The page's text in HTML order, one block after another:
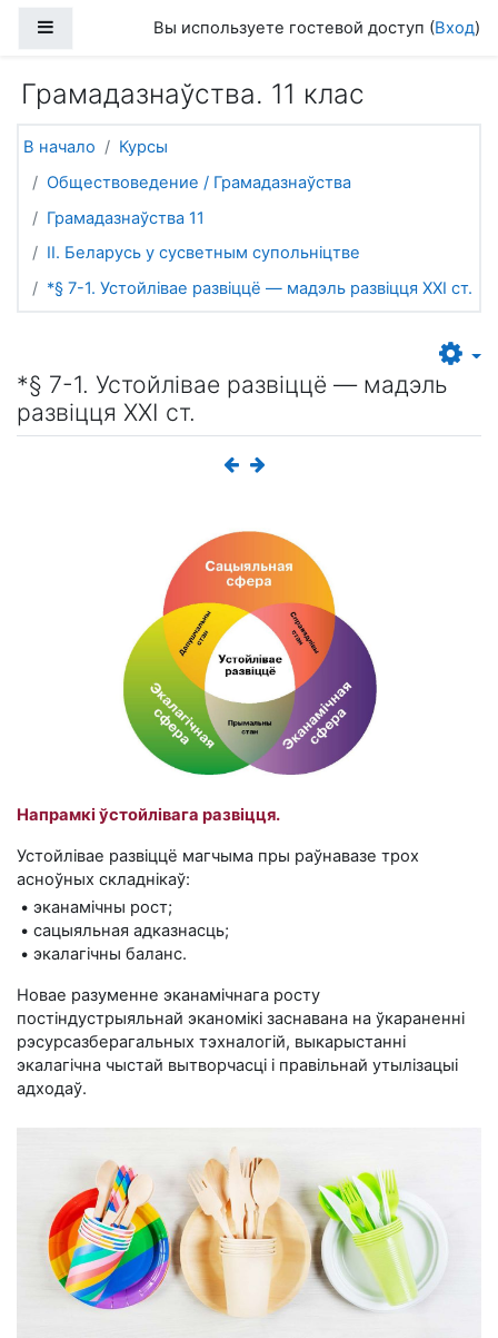
Боковая панельВы используете гостевой доступ (Вход)
Грамадазнаўства. 11 клас
В начало
Курсы
Обществоведение / Грамадазнаўства
Грамадазнаўства 11
II. Беларусь у сусветным супольніцтве
*§ 7-1. Устойлівае развіццё — мадэль развіцця ХХI ст.
*§ 7-1. Устойлівае развіццё — мадэль
развіцця ХХI ст.
Напрамкі ўстойлівага развіцця.
Устойлівае развіццё магчыма пры раўнавазе трох
асноўных складнікаў:
• эканамічны рост;
• сацыяльная адказнасць;
• экалагічны баланс.
Новае разуменне эканамічнага росту
постіндустрыяльнай эканомікі заснавана на ўкараненні
рэсурсазберагальных тэхналогій, выкарыстанні
экалагічна чыстай вытворчасці і правільнай утылізацыі
адходаў.